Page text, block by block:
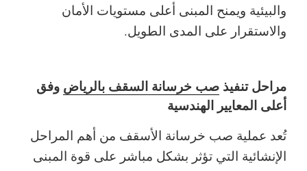
والبيئية ويمنح المبنى أعلى مستويات الأمان
والاستقرار على المدى الطويل.
مراحل تنفيذ صب خرسانة السقف بالرياض وفق
أعلى المعايير الهندسية
تُعد عملية صب خرسانة الأسقف من أهم المراحل
الإنشائية التي تؤثر بشكل مباشر على قوة المبنى